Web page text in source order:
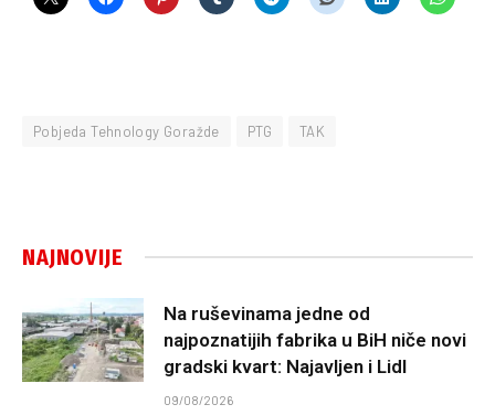
Pobjeda Tehnology Goražde PTG TAK
NAJNOVIJE
Na ruševinama jedne od
najpoznatijih fabrika u BiH niče novi
gradski kvart: Najavljen i Lidl
09/08/2026